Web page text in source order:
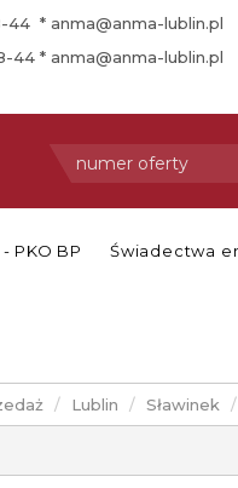
44 * anma@anma-lublin.pl
44 * anma@anma-lublin.pl
PKO BP Świadectwa
Lublin Sławinek